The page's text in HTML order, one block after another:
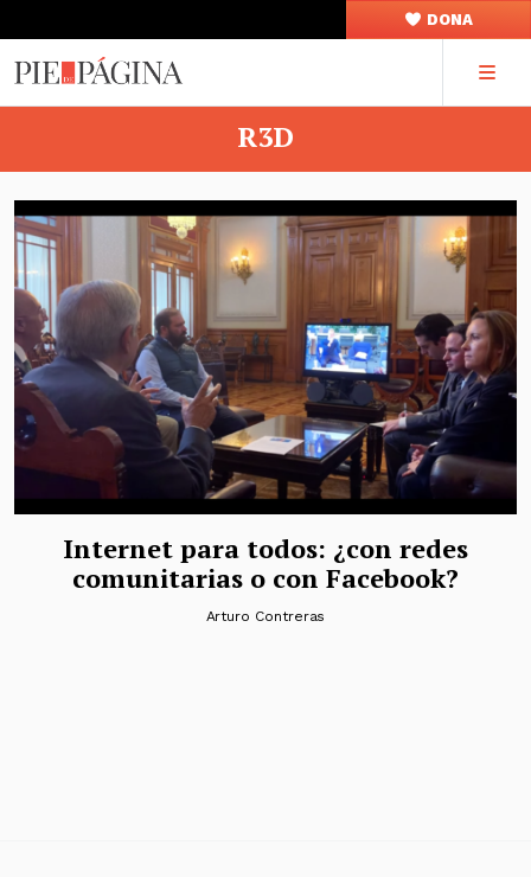
DONA
R3D
Internet para todos: ¿con redes
comunitarias o con Facebook?
Arturo Contreras